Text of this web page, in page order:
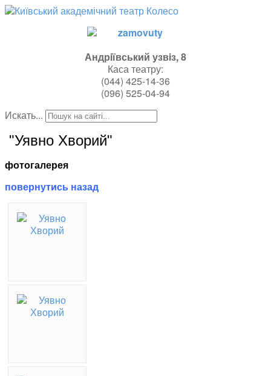
Андрiївський узвiз, 8
Каса театру:
(044) 425-14-36
(096) 525-04-94
Искать...
"Уявно Хворий"
фотогалерея
повернутись назад